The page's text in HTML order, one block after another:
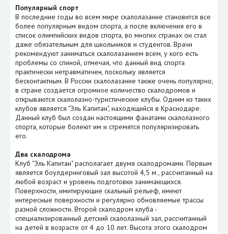
Популярный спорт
В последние годы во всем мире скалолазание становится все
более популярным видом спорта, а после включения его в
список олимпийских видов спорта, во многих странах он стал
даже обязательным для школьников и студентов. Врачи
рекомендуют заниматься скалолазанием всем, у кого есть
проблемы со спиной, отмечая, что данный вид спорта
практически нетравматичен, поскольку является
бесконтактным. В России скалолазание также очень популярно,
в стране создается огромное количество скалодромов и
открываются скалолазно-туристические клубы. Одним из таких
клубов является "Эль Капитан", находящийся в Краснодаре.
Данный клуб был создан настоящими фанатами скалолазного
спорта, которые болеют им и стремятся популяризировать
его.
Два скалодрома
Клуб "Эль Капитан" располагает двумя скалодромами. Первым
является боулдеринговый зал высотой 4,5 м., рассчитанный на
любой возраст и уровень подготовки занимающихся.
Поверхности, имитирующие скальный рельеф, имеют
интересные поверхности и регулярно обновляемые трассы
разной сложности. Второй скалодром клуба -
специализированный детский скалолазный зал, рассчитанный
на детей в возрасте от 4 до 10 лет. Высота этого скалодром